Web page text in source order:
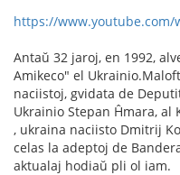
https://www.youtube.com/
Antaŭ 32 jaroj, en 1992,
Amikeco" el
naciistoj, gvidata de
Ukrainio Stepan Ĥmara, al
, ukraina naciisto Dmitrij
celas la adeptoj de
aktualaj hodiaŭ pli ol iam.